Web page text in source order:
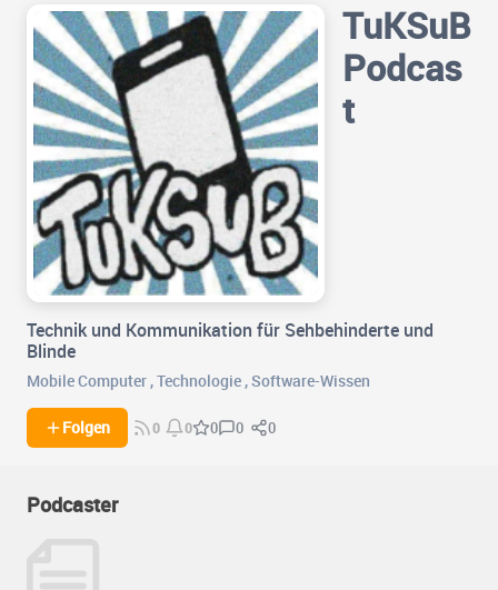
TuKSuB
Podcas
t
Technik und Kommunikation für Sehbehinderte und
Blinde
Mobile Computer ,Technologie ,Software-Wissen
Folgen 0 0 0 0 0
Podcaster